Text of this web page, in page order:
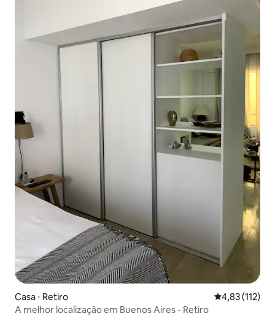
Casa ⋅ Retiro 4,83 de uma
4,83 (112)
A melhor localização em Buenos Aires - Retiro